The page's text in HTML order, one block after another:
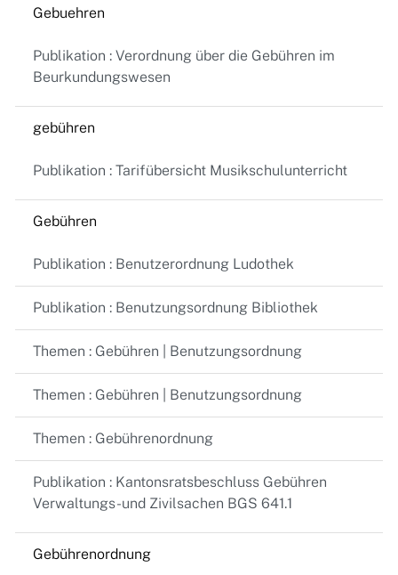
Gebuehren
Publikation : Verordnung über die Gebühren im
Beurkundungswesen
gebühren
Publikation : Tarifübersicht Musikschulunterricht
Gebühren
Publikation : Benutzerordnung Ludothek
Publikation : Benutzungsordnung Bibliothek
Themen : Gebühren | Benutzungsordnung
Themen : Gebühren | Benutzungsordnung
Themen : Gebührenordnung
Publikation : Kantonsratsbeschluss Gebühren
Verwaltungs-und Zivilsachen BGS 641.1
Gebührenordnung